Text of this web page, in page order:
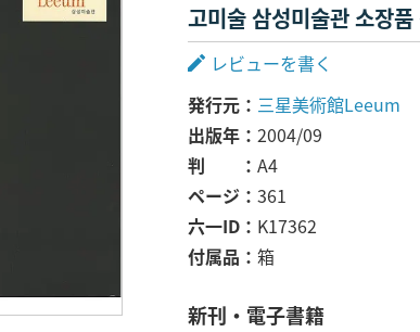
고미술 삼성미술관 소
レビューを書く
発行元
三星美術館Leeum
出版年
2004/09
判
A4
ページ
361
六一ID
K17362
付属品
箱
新刊・電子書籍